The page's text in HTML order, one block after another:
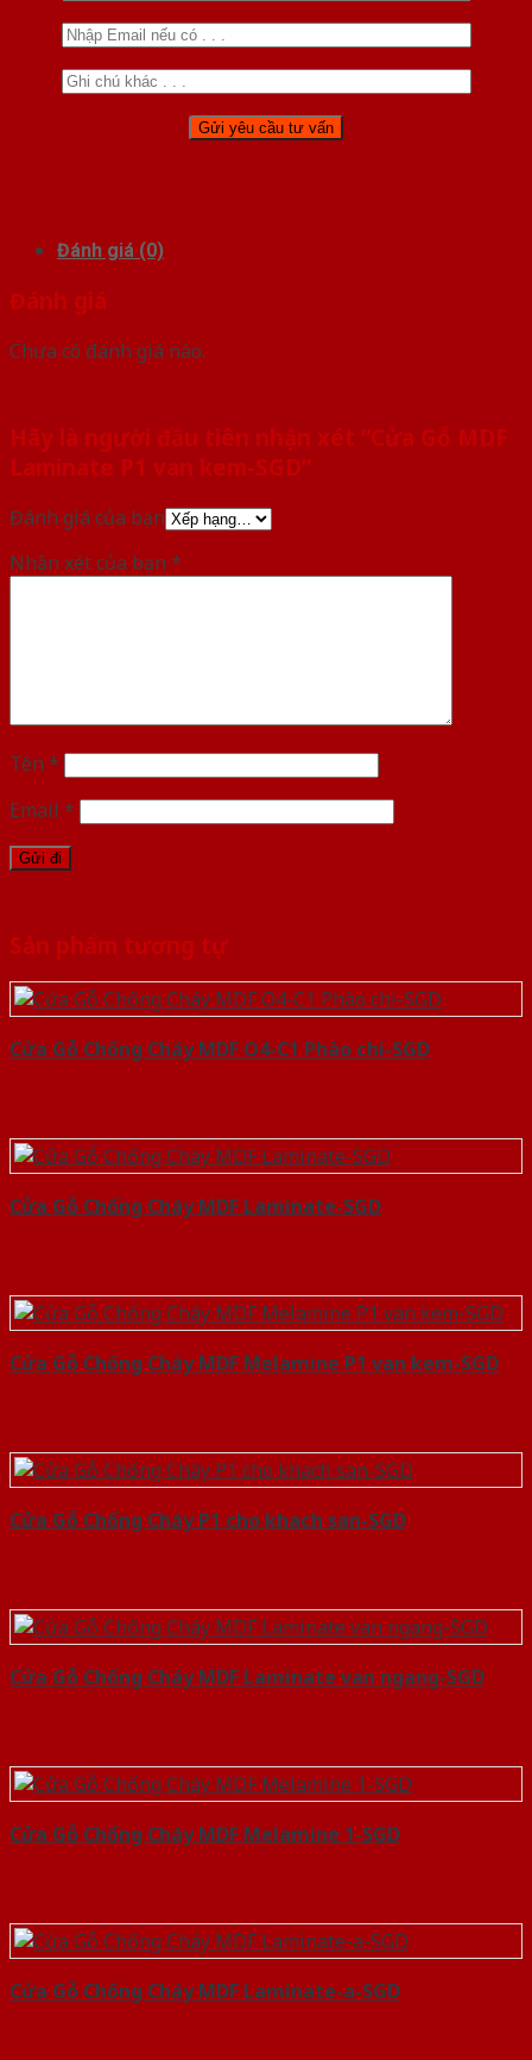
Đánh giá (0)
Đánh giá
Chưa có đánh giá nào.
Hãy là người đầu tiên nhận xét “Cửa Gỗ MDF
Laminate P1 van kem-SGD”
Đánh giá của bạn
Nhận xét của bạn *
Tên *
Email *
Sản phẩm tương tự
Cửa Gỗ Chống Cháy MDF O4-C1 Phào chi-SGD
Cửa Gỗ Chống Cháy MDF Laminate-SGD
Cửa Gỗ Chống Cháy MDF Melamine P1 van kem-SGD
Cửa Gỗ Chống Cháy P1 cho khach san-SGD
Cửa Gỗ Chống Cháy MDF Laminate van ngang-SGD
Cửa Gỗ Chống Cháy MDF Melamine 1-SGD
Cửa Gỗ Chống Cháy MDF Laminate-a-SGD